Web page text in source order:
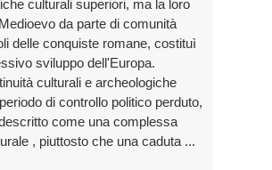
culturali superiori, ma la loro
da parte di comunità
delle conquiste romane, costituì
sviluppo dell'Europa.
culturali e archeologiche
di controllo politico perduto,
come una complessa
, piuttosto che una caduta ...